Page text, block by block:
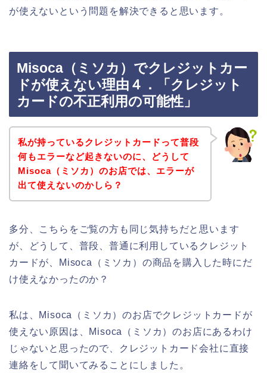
が使えないという問題を解決できると思います。
Misoca（ミソカ）でクレジットカー
ドが使えない理由４．「クレジット
カードの不正利用の可能性」
私が持っているクレジットカードって普段
何もエラーなど起きないのに、どうして
Misoca（ミソカ）のお店では、エラーが
出て使えないのかしら？
多分、こちらをご覧の方も同じ気持ちだと思います
が、どうして、普段、普通に利用しているクレジット
カードが、Misoca（ミソカ）の商品を購入した時にだ
け使えなかったのか？
私は、Misoca（ミソカ）のお店でクレジットカードが
使えない原因は、Misoca（ミソカ）のお店にあるわけ
じゃないと思ったので、クレジットカード会社に直接
連絡をして聞いてみることにしました。